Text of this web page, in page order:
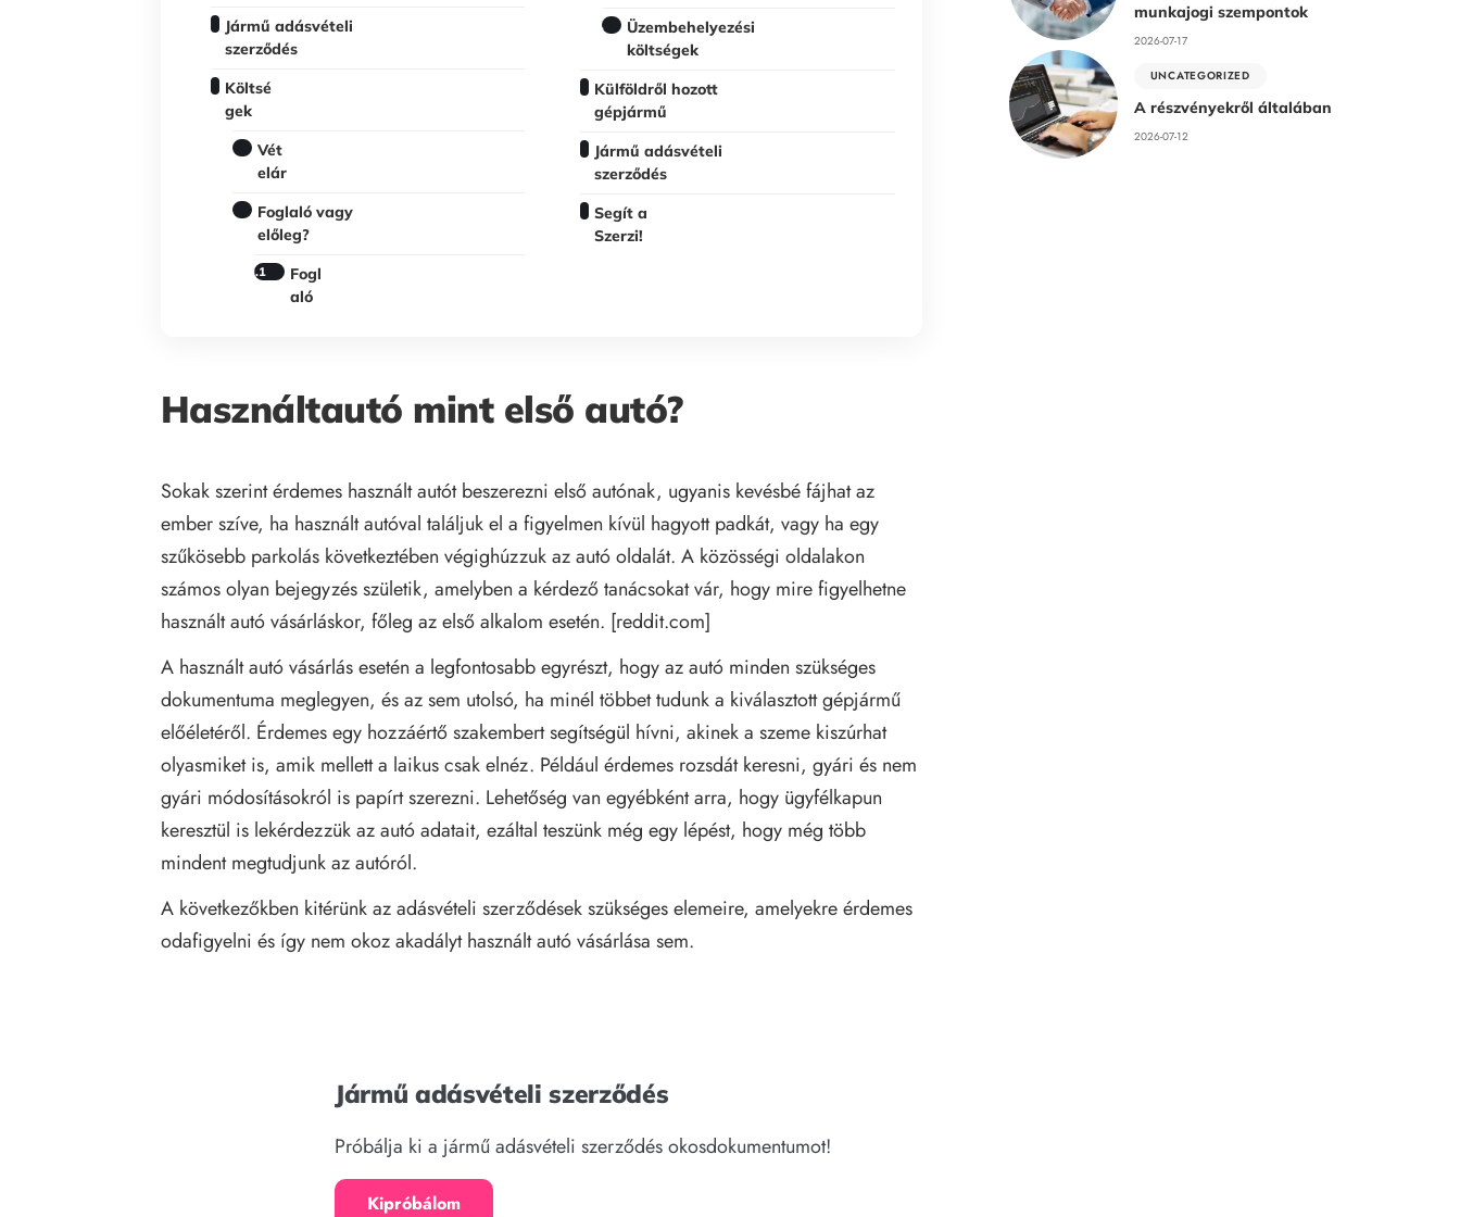
Jármű adásvételi
szerződés
Költsé
gek
Vét
elár
Foglaló vagy
előleg?
Fogl
aló
Üzembehelyezési
költségek
Külföldről hozott
gépjármű
Jármű adásvételi
szerződés
Segít a
Szerzi!
Használtautó mint első autó?
Sokak szerint érdemes használt autót beszerezni első autónak, ugyanis kevésbé fájhat az
ember szíve, ha használt autóval találjuk el a figyelmen kívül hagyott padkát, vagy ha egy
szűkösebb parkolás következtében végighúzzuk az autó oldalát. A közösségi oldalakon
számos olyan bejegyzés születik, amelyben a kérdező tanácsokat vár, hogy mire figyelhetne
használt autó vásárláskor, főleg az első alkalom esetén. [reddit.com]
A használt autó vásárlás esetén a legfontosabb egyrészt, hogy az autó minden szükséges
dokumentuma meglegyen, és az sem utolsó, ha minél többet tudunk a kiválasztott gépjármű
előéletéről. Érdemes egy hozzáértő szakembert segítségül hívni, akinek a szeme kiszúrhat
olyasmiket is, amik mellett a laikus csak elnéz. Például érdemes rozsdát keresni, gyári és nem
gyári módosításokról is papírt szerezni. Lehetőség van egyébként arra, hogy ügyfélkapun
keresztül is lekérdezzük az autó adatait, ezáltal teszünk még egy lépést, hogy még több
mindent megtudjunk az autóról.
A következőkben kitérünk az adásvételi szerződések szükséges elemeire, amelyekre érdemes
odafigyelni és így nem okoz akadályt használt autó vásárlása sem.
Jármű adásvételi szerződés
Próbálja ki a jármű adásvételi szerződés okosdokumentumot!
Kipróbálom
munkajogi szempontok
2026-07-17
UNCATEGORIZED
A részvényekről általában
2026-07-12